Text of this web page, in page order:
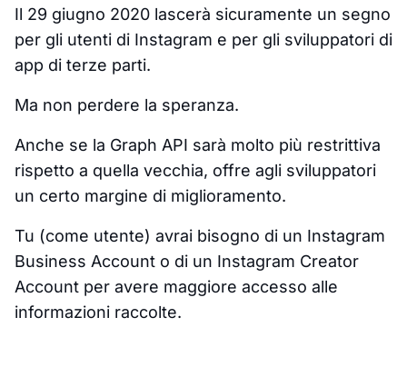
Il 29 giugno 2020 lascerà sicuramente un segno
per gli utenti di Instagram e per gli sviluppatori di
app di terze parti.
Ma non perdere la speranza.
Anche se la Graph API sarà molto più restrittiva
rispetto a quella vecchia, offre agli sviluppatori
un certo margine di miglioramento.
Tu (come utente) avrai bisogno di un Instagram
Business Account o di un Instagram Creator
Account per avere maggiore accesso alle
informazioni raccolte.